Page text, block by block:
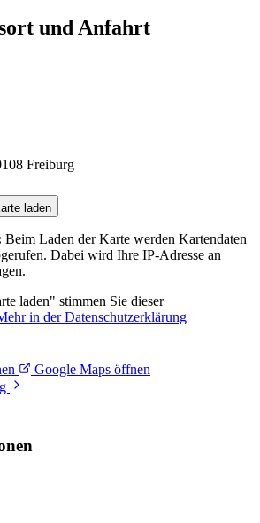
und Anfahrt
Freiburg
laden
Beim Laden der Karte werden Kartendaten
Dabei wird Ihre IP-Adresse an
laden" stimmen Sie dieser
in der Datenschutzerklärung
Google Maps öffnen